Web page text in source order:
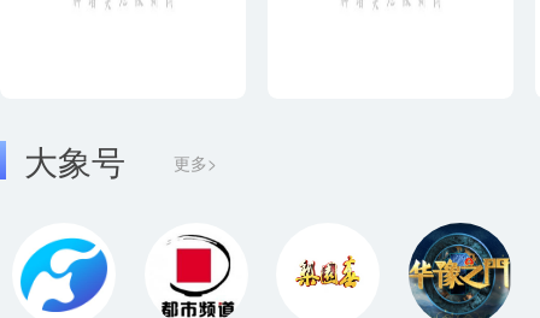
大象号 更多>